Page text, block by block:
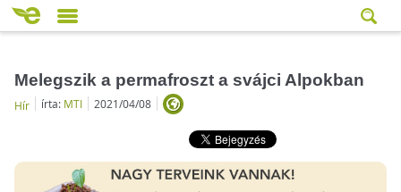
Melegszik a permafroszt a svájci Alpokban
Hír írta: MTI 2021/04/08